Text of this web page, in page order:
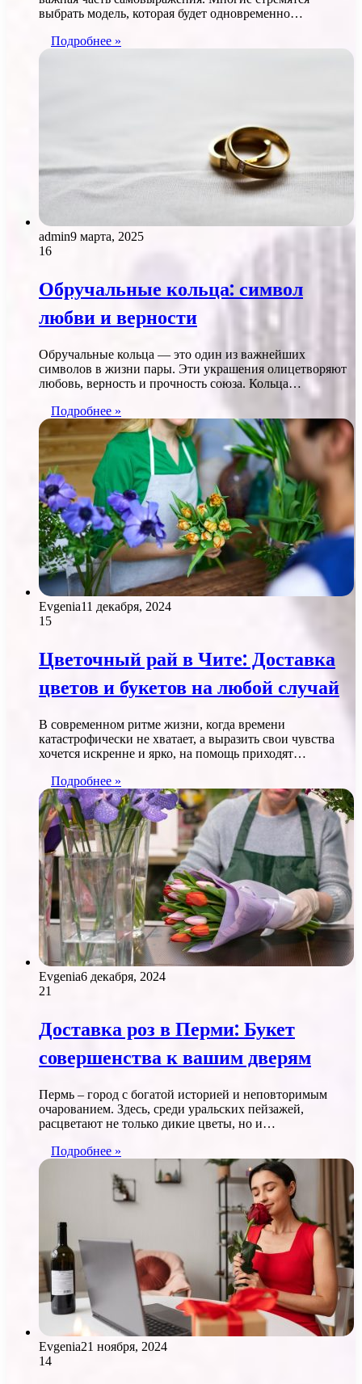
выбрать модель, которая будет одновременно…
Подробнее »
admin9 марта, 2025
16
Обручальные кольца: символ
любви и верности
Обручальные кольца — это один из важнейших
символов в жизни пары. Эти украшения олицетворяют
любовь, верность и прочность союза. Кольца…
Подробнее »
Evgenia11 декабря, 2024
15
Цветочный рай в Чите: Доставка
цветов и букетов на любой случай
В современном ритме жизни, когда времени
катастрофически не хватает, а выразить свои чувства
хочется искренне и ярко, на помощь приходят…
Подробнее »
Evgenia6 декабря, 2024
21
Доставка роз в Перми: Букет
совершенства к вашим дверям
Пермь – город с богатой историей и неповторимым
очарованием. Здесь, среди уральских пейзажей,
расцветают не только дикие цветы, но и…
Подробнее »
Evgenia21 ноября, 2024
14